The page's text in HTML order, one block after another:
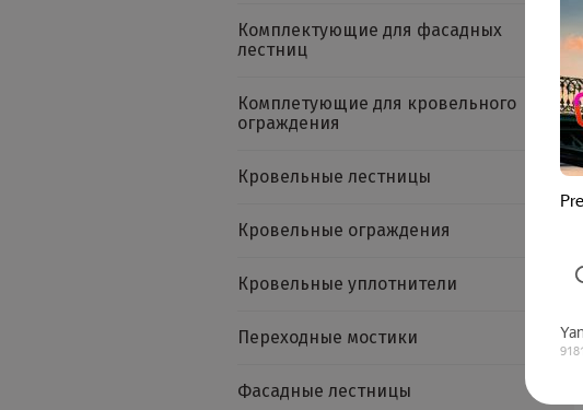
Комплектующие для фасадных
лестниц
Комплетующие для кровельного
ограждения
Кровельные лестницы
Кровельные ограждения
Кровельные уплотнители
Переходные мостики
Фасадные лестницы